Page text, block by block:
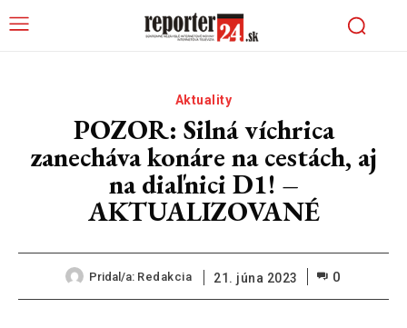
Aktuality
POZOR: Silná víchrica
zanecháva konáre na cestách, aj
na diaľnici D1! –
AKTUALIZOVANÉ
Pridal/a: Redakcia 21. júna 2023 0